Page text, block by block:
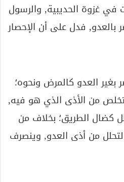
في غزوة الحديبية, والرسول
بالعدو, فدل على أن الإحصار
بغير العدو كالمرض ونحوه؛
من الأذى الذي هو فيه,
كضال الطريق؛ بخلاف من
من أذى العدو, وينصرف